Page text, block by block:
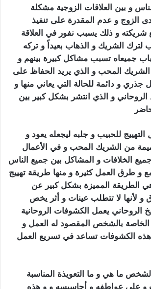
و بين العلاقات الزوجية مشكلة
الزوج و عدم المقدرة على تنفيذ
شريكته و ذلك يسبب نفور في العلاقة
لترك الشريك و الذهاب بعيداً و تركه
جميعاه تسبب مشاكل كبيرة بينهم و
الشريك المحب و الذي يريد الحفاظ على
و دائمة للحالة التي يعاني منها و
و الذي انتشر بشكل كبير بين
للحبيب و جلبه ليجعله يعود و
من الشريك المحب و في الأعمال
جميع الخلافات و المشاكل بين جميع الناس
و طرق العمل كثيرة و منها طريقة تهييج
هي الطريقة المميزة بشكل كبير عن
و لأنها لا تتطلب عينات و أثر يخص
الروحاني يعمل الكشوفات الروحانية
الخاصة بالشخص المقصود له العمل و
هذه الكشوفات تساعد في تسريع العمل
ما هي و ما التعويذة المناسبة
و على عواطفه و أحاسيسه و و هذه